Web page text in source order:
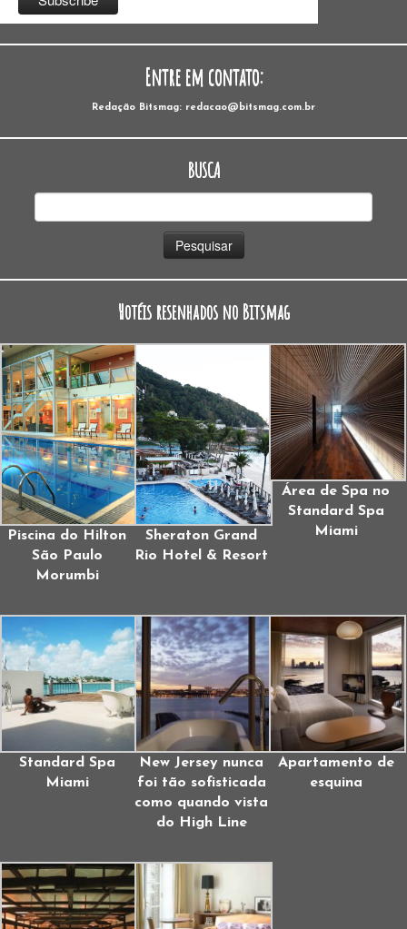
Entre em contato:
Redação Bitsmag: redacao@bitsmag.com.br
BUSCA
Hotéis resenhados no Bitsmag
Piscina do Hilton
São Paulo
Morumbi
Sheraton Grand
Rio Hotel & Resort
Área de Spa no
Standard Spa
Miami
Standard Spa
Miami
New Jersey nunca
foi tão sofisticada
como quando vista
do High Line
Apartamento de
esquina